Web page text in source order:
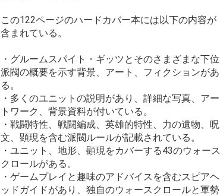
この122ページのハードカバー本には以下の内容が
含まれている。
・グルームスパイト・ギッツとそのさまざまな下位
派閥の概要を示す背景、アート、フィクションがあ
る。
・多くのユニットの説明があり、詳細な写真、アー
トワーク、背景資料が付いている。
・戦闘特性、戦闘編成、英雄的特性、力の遺物、呪
文、顕現を含む派閥ルールが記載されている。
・ユニット、地形、顕現をカバーする43のウォース
クロールがある。
・ゲームプレイと趣味のアドバイスを含むスピアヘ
ッドガイドがあり、独自のウォースクロールと軍勢